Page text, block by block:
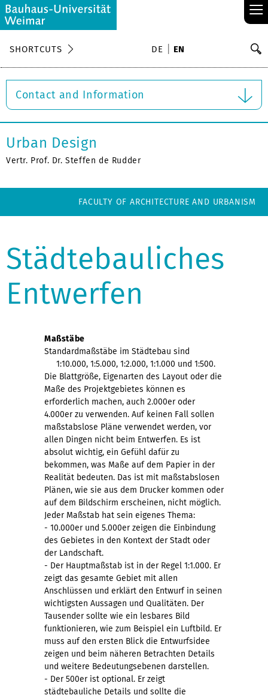
≡
SHORTCUTS DE EN
Contact and Information
Urban Design
Vertr. Prof. Dr. Steffen de Rudder
FACULTY OF ARCHITECTURE AND URBANISM
Städtebauliches
Entwerfen
Maßstäbe
Standardmaßstäbe im Städtebau sind
1:10.000, 1:5.000, 1:2.000, 1:1.000 und 1:500.
Die Blattgröße, Eigenarten des Layout oder die
Maße des Projektgebietes können es
erforderlich machen, auch 2.000er oder
4.000er zu verwenden. Auf keinen Fall sollen
maßstabslose Pläne verwendet werden, vor
allen Dingen nicht beim Entwerfen. Es ist
absolut wichtig, ein Gefühl dafür zu
bekommen, was Maße auf dem Papier in der
Realität bedeuten. Das ist mit maßstabslosen
Plänen, wie sie aus dem Drucker kommen oder
auf dem Bildschirm erscheinen, nicht möglich.
Jeder Maßstab hat sein eigenes Thema:
- 10.000er und 5.000er zeigen die Einbindung
des Gebietes in den Kontext der Stadt oder
der Landschaft.
- Der Hauptmaßstab ist in der Regel 1:1.000. Er
zeigt das gesamte Gebiet mit allen
Anschlüssen und erklärt den Entwurf in seinen
wichtigsten Aussagen und Qualitäten. Der
Tausender sollte wie ein lesbares Bild
funktionieren, wie zum Beispiel ein Luftbild. Er
muss auf den ersten Blick die Entwurfsidee
zeigen und beim näheren Betrachten Details
und weitere Bedeutungsebenen darstellen.
- Der 500er ist optional. Er zeigt
städtebauliche Details und sollte die